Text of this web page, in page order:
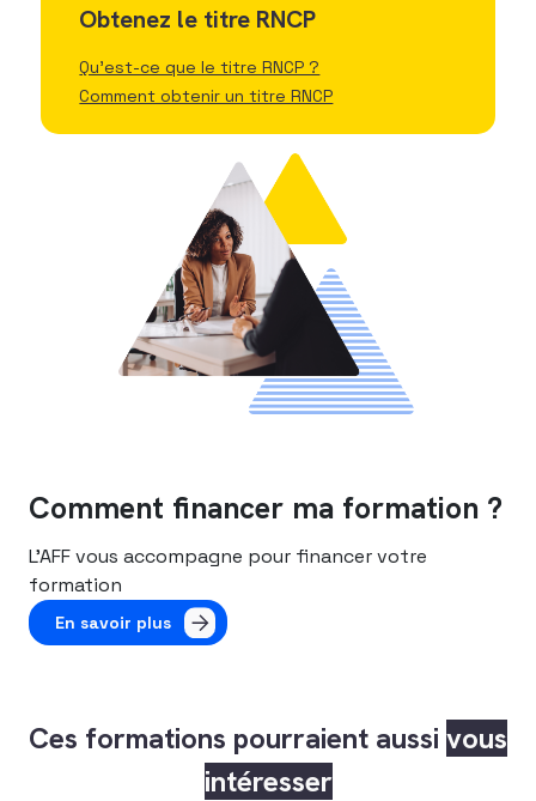
Obtenez le titre RNCP
Qu'est-ce que le titre RNCP ?
Comment obtenir un titre RNCP
Comment financer ma formation ?
L’AFF vous accompagne pour financer votre
formation
En savoir plus
Ces formations pourraient aussi vous
intéresser